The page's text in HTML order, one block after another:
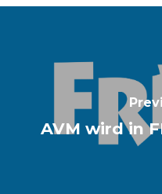
AVM wird in